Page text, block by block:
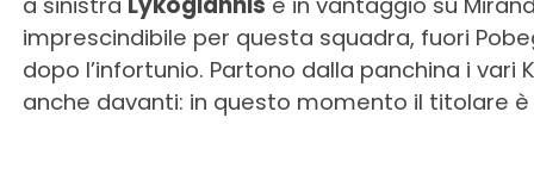
imprescindibile per questa squadra, fuori
dopo l’infortunio. Partono dalla panchina i vari
anche davanti: in questo momento il titolare è